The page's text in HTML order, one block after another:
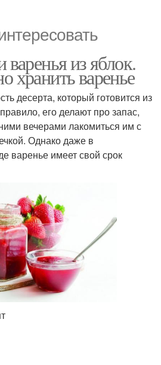
варенья из яблок.
хранить варенье
десерта, который готовится из
его делают про запас,
вечерами лакомиться им с
Однако даже в
варенье имеет свой срок